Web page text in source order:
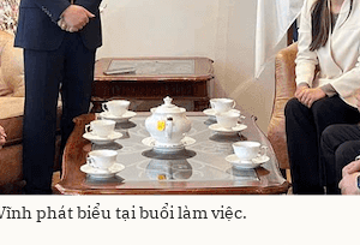
phát biểu tại buổi làm việc.